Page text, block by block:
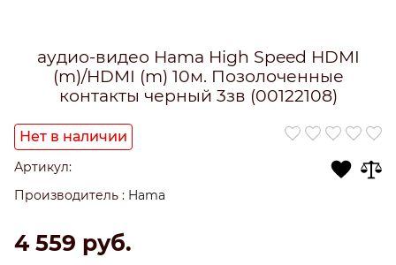
аудио-видео Hama High Speed HDMI
(m)/HDMI (m) 10м. Позолоченные
контакты черный 3зв (00122108)
Нет в наличии
Артикул:
Производитель : Hama
4 559 руб.